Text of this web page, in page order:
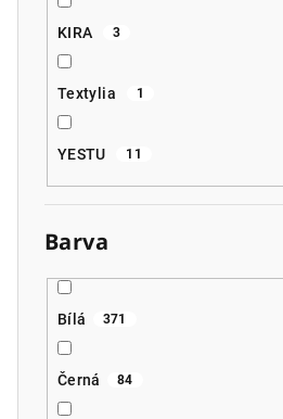
KIRA 3
Textylia 1
YESTU 11
Barva
Bílá 371
Černá 84